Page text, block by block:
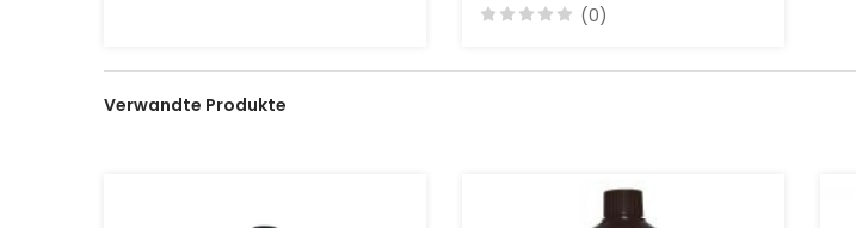
(0)
Verwandte Produkte